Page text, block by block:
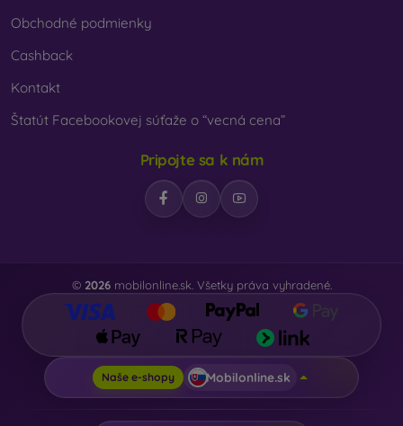
Obchodné podmienky
Cashback
Kontakt
Štatút Facebookovej súťaže o “vecná cena”
Pripojte sa k nám
© 2026mobilonline.sk. Všetky práva vyhradené.
Naše e-shopy Mobilonline.sk